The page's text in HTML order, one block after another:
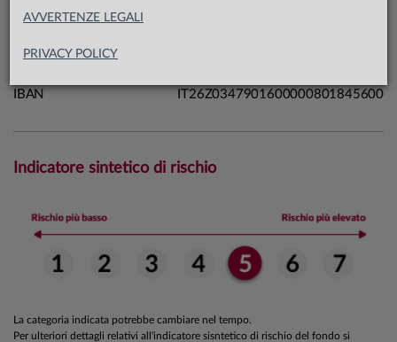
AVVERTENZE LEGALI
PRIVACY POLICY
Domicilio
Data di avvio
IBAN
IT26Z0347901600000801845600
Indicatore sintetico di rischio
La categoria indicata potrebbe cambiare nel tempo.
Per ulteriori dettagli relativi all'indicatore sisntetico di rischio del fondo si